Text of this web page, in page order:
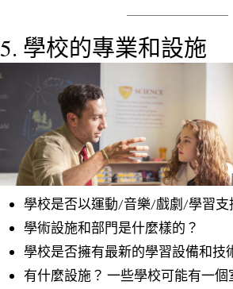
5. 學校的專業和設施
學校是否以運動/音樂/戲劇/學習支
學術設施和部門是什麼樣的？
學校是否擁有最新的學習設備和技
有什麼設施？ 一些學校可能有一